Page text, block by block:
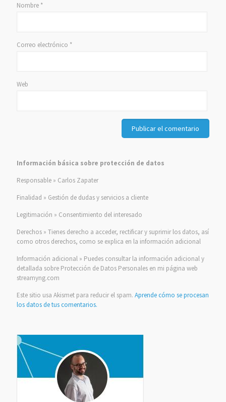
Nombre *
Correo electrónico *
Web
Información básica sobre protección de datos
Responsable » Carlos Zapater
Finalidad » Gestión de dudas y servicios a cliente
Legitimación » Consentimiento del interesado
Derechos » Tienes derecho a acceder, rectificar y suprimir los datos, así
como otros derechos, como se explica en la información adicional
Información adicional » Puedes consultar la información adicional y
detallada sobre Protección de Datos Personales en mi página web
streamyng.com
Este sitio usa Akismet para reducir el spam. Aprende cómo se procesan
los datos de tus comentarios.